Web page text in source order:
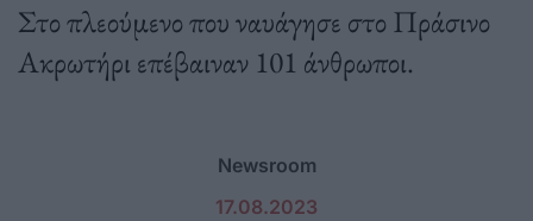
Στο πλεούμενο που ναυάγησε στο Πράσινο
Ακρωτήρι επέβαιναν 101 άνθρωποι.
Newsroom
17.08.2023